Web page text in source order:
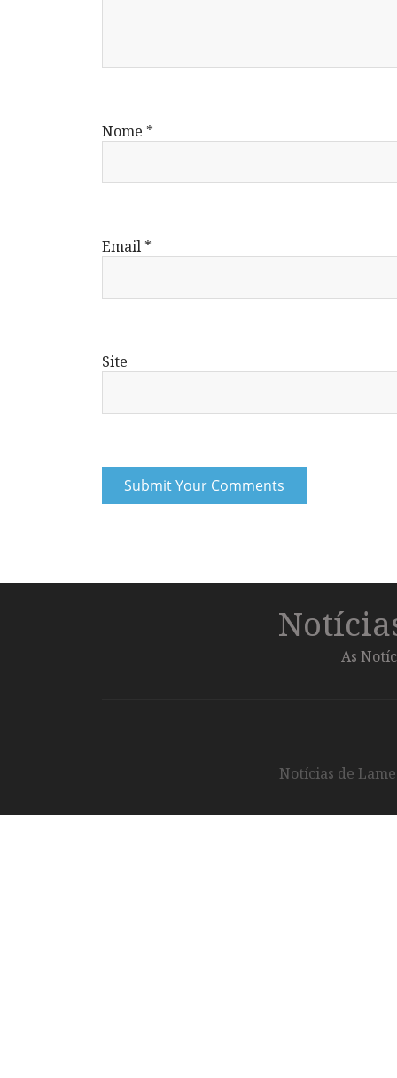
Nome *
Email *
Site
As
Notícias de